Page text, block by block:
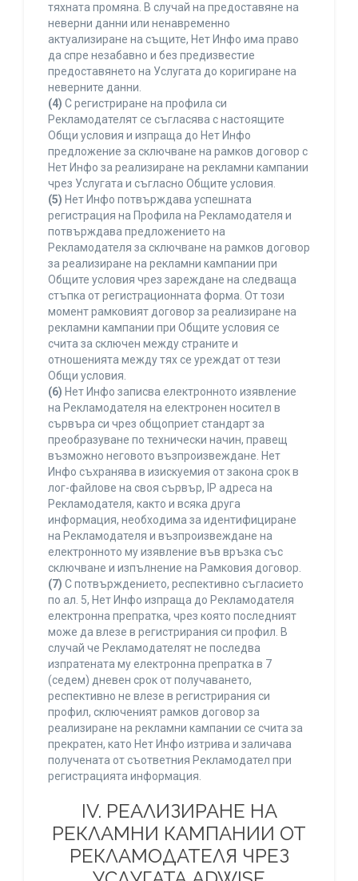
тяхната промяна. В случай на предоставяне на
неверни данни или ненавременно
актуализиране на същите, Нет Инфо има право
да спре незабавно и без предизвестие
предоставянето на Услугата до коригиране на
неверните данни.
(4) С регистриране на профила си
Рекламодателят се съгласява с настоящите
Общи условия и изпраща до Нет Инфо
предложение за сключване на рамков договор с
Нет Инфо за реализиране на рекламни кампании
чрез Услугата и съгласно Общите условия.
(5) Нет Инфо потвърждава успешната
регистрация на Профила на Рекламодателя и
потвърждава предложението на
Рекламодателя за сключване на рамков договор
за реализиране на рекламни кампании при
Общите условия чрез зареждане на следваща
стъпка от регистрационната форма. От този
момент рамковият договор за реализиране на
рекламни кампании при Общите условия се
счита за сключен между страните и
отношенията между тях се уреждат от тези
Общи условия.
(6) Нет Инфо записва електронното изявление
на Рекламодателя на електронен носител в
сървъра си чрез общоприет стандарт за
преобразуване по технически начин, правещ
възможно неговото възпроизвеждане. Нет
Инфо съхранява в изискуемия от закона срок в
лог-файлове на своя сървър, IP адреса на
Рекламодателя, както и всяка друга
информация, необходима за идентифициране
на Рекламодателя и възпроизвеждане на
електронното му изявление във връзка със
сключване и изпълнение на Рамковия договор.
(7) С потвърждението, респективно съгласието
по ал. 5, Нет Инфо изпраща до Рекламодателя
електронна препратка, чрез която последният
може да влезе в регистрирания си профил. В
случай че Рекламодателят не последва
изпратената му електронна препратка в 7
(седем) дневен срок от получаването,
респективно не влезе в регистрирания си
профил, сключеният рамков договор за
реализиране на рекламни кампании се счита за
прекратен, като Нет Инфо изтрива и заличава
получената от съответния Рекламодател при
регистрацията информация.
IV. РЕАЛИЗИРАНЕ НА
РЕКЛАМНИ КАМПАНИИ ОТ
РЕКЛАМОДАТЕЛЯ ЧРЕЗ